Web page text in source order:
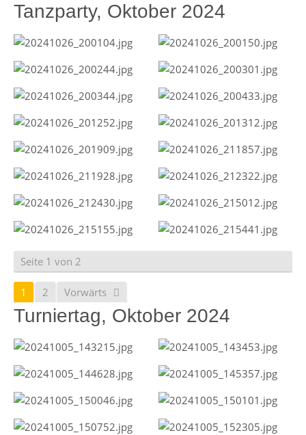
Tanzparty, Oktober 2024
Seite 1 von 2
1 2 Vorwärts
Turniertag, Oktober 2024